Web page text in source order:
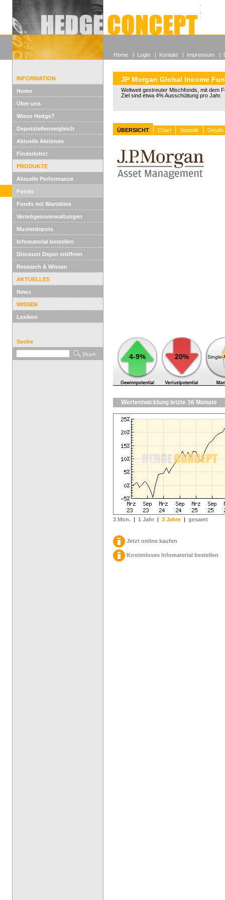
Alle
Wieso
INFORMATION
Home
Über uns
Wieso Hedge?
Depotstellenvergleich
Aktuelle Aktionen
Finderlohn!
PRODUKTE
Aktuelle Performance
Fonds
Fonds mit Warteliste
Vermögensverwaltungen
Musterdepots
Infomaterial bestellen
Discount Depot eröffnen
Research & Wissen
AKTUELLES
News
WISSEN
Lexikon
Suche
JP Morgan Global Income
Weltweit gestreuter Mischfonds, mit dem
Ziel sind etwa 4% Ausschüttung pro Jahr.
ÜBERSICHT Chart Statistik Details
4-9% 20% Single-
Wertentwicklung letzte 36 Monate
3 Mon. | 1 Jahr | 3 Jahre | gesamt
Jetzt online kaufen
Kostenloses Infomaterial bestellen
Home | Login | Kontakt | Impressum |